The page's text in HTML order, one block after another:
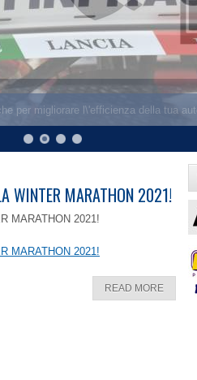
WINTER MARATHON 2021!
MARATHON 2021!
MARATHON 2021!
READ MORE